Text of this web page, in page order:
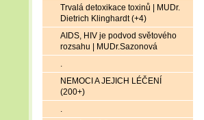
Trvalá detoxikace toxinů | MUDr.
Dietrich Klinghardt (+4)
AIDS, HIV je podvod světového
rozsahu | MUDr.Sazonová
.
NEMOCI A JEJICH LÉČENÍ
(200+)
.